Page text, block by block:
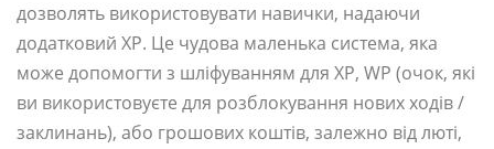
дозволять використовувати навички, надаючи
додатковий XP. Це чудова маленька система, яка
може допомогти з шліфуванням для XP, WP (очок, які
ви використовуєте для розблокування нових ходів /
заклинань), або грошових коштів, залежно від люті,